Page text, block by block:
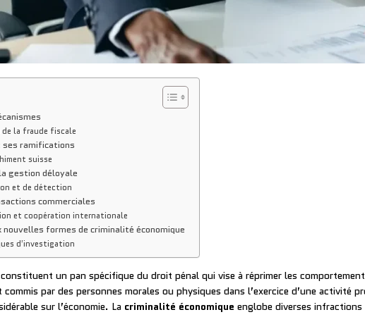
la fraude fiscale
ses ramifications
suisse
gestion déloyale
et de détection
commerciales
et coopération internationale
nouvelles formes de criminalité économique
d’investigation
un pan spécifique du droit pénal qui vise à réprimer les
par des personnes morales ou physiques dans l’exercice d’une activité
sur l’économie. La criminalité économique englobe diverses